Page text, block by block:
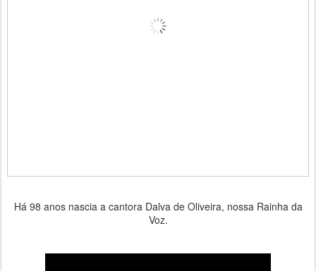
Há 98 anos nascia a cantora Dalva de Oliveira, nossa Rainha da
Voz.